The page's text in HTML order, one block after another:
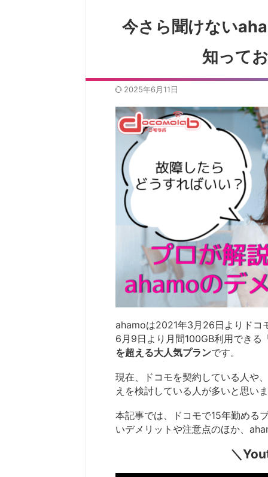
今さら聞けない
知って
2025年6月11日
ahamoは2021年3月26日よりドコ
6月9日より月間100GB利用できる
を超える大人気プランです。
現在、ドコモを契約している人や
えを検討している人が多いと思い
本記事では、ドコモで15年勤める
いデメリットや注意点のほか、
＼